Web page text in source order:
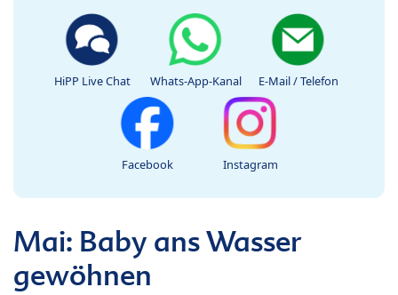
HiPP Live Chat Whats-App-Kanal E-Mail / Telefon
Facebook Instagram
Mai: Baby ans Wasser
gewöhnen